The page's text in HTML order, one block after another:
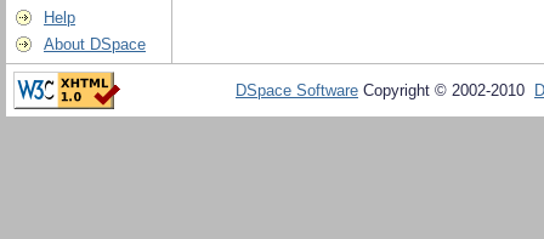
Help
About DSpace
DSpace Software Copyright © 2002-2010